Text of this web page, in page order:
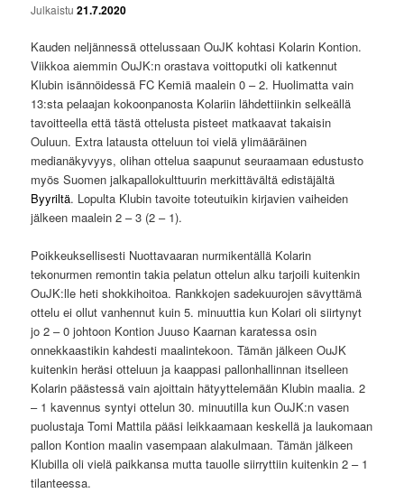
Julkaistu21.7.2020
Kauden neljännessä ottelussaan OuJK kohtasi Kolarin Kontion.
Viikkoa aiemmin OuJK:n orastava voittoputki oli katkennut
Klubin isännöidessä FC Kemiä maalein 0 – 2. Huolimatta vain
13:sta pelaajan kokoonpanosta Kolariin lähdettiinkin selkeällä
tavoitteella että tästä ottelusta pisteet matkaavat takaisin
Ouluun. Extra latausta otteluun toi vielä ylimääräinen
medianäkyvyys, olihan ottelua saapunut seuraamaan edustusto
myös Suomen jalkapallokulttuurin merkittävältä edistäjältä
Byyriltä. Lopulta Klubin tavoite toteutuikin kirjavien vaiheiden
jälkeen maalein 2 – 3 (2 – 1).
Poikkeuksellisesti Nuottavaaran nurmikentällä Kolarin
tekonurmen remontin takia pelatun ottelun alku tarjoili kuitenkin
OuJK:lle heti shokkihoitoa. Rankkojen sadekuurojen sävyttämä
ottelu ei ollut vanhennut kuin 5. minuuttia kun Kolari oli siirtynyt
jo 2 – 0 johtoon Kontion Juuso Kaarnan karatessa osin
onnekkaastikin kahdesti maalintekoon. Tämän jälkeen OuJK
kuitenkin heräsi otteluun ja kaappasi pallonhallinnan itselleen
Kolarin päästessä vain ajoittain hätyyttelemään Klubin maalia. 2
– 1 kavennus syntyi ottelun 30. minuutilla kun OuJK:n vasen
puolustaja Tomi Mattila pääsi leikkaamaan keskellä ja laukomaan
pallon Kontion maalin vasempaan alakulmaan. Tämän jälkeen
Klubilla oli vielä paikkansa mutta tauolle siirryttiin kuitenkin 2 – 1
tilanteessa.